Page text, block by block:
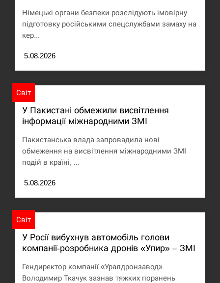
12:10
У США зафіксували рекордний спалах
циклоспорозу, захворіли понад 10 тисяч…
Под огнем “Эпицентр”, ROZETKA и “Новая
СЕРПЕНЬ
У зоопарку Токіо через спеку загинули три
СЕРПЕНЬ
Россияне ударили “Бардеролями” по Харькову,
ЩЕ...
Німецькі органи безпеки розслідують імовірну
підготовку російськими спецслужбами замаху на
кер...
5.08.2026
Світ
У Пакистані обмежили висвітлення
інформації міжнародними ЗМІ
Пакистанська влада запровадила нові
обмеження на висвітлення міжнародними ЗМІ
подій в країні, ...
5.08.2026
Світ
У Росії вибухнув автомобіль голови
компанії-розробника дронів «Упир» – ЗМІ
Гендиректор компанії «Уралдронзавод»
Володимир Ткачук зазнав тяжких поранень